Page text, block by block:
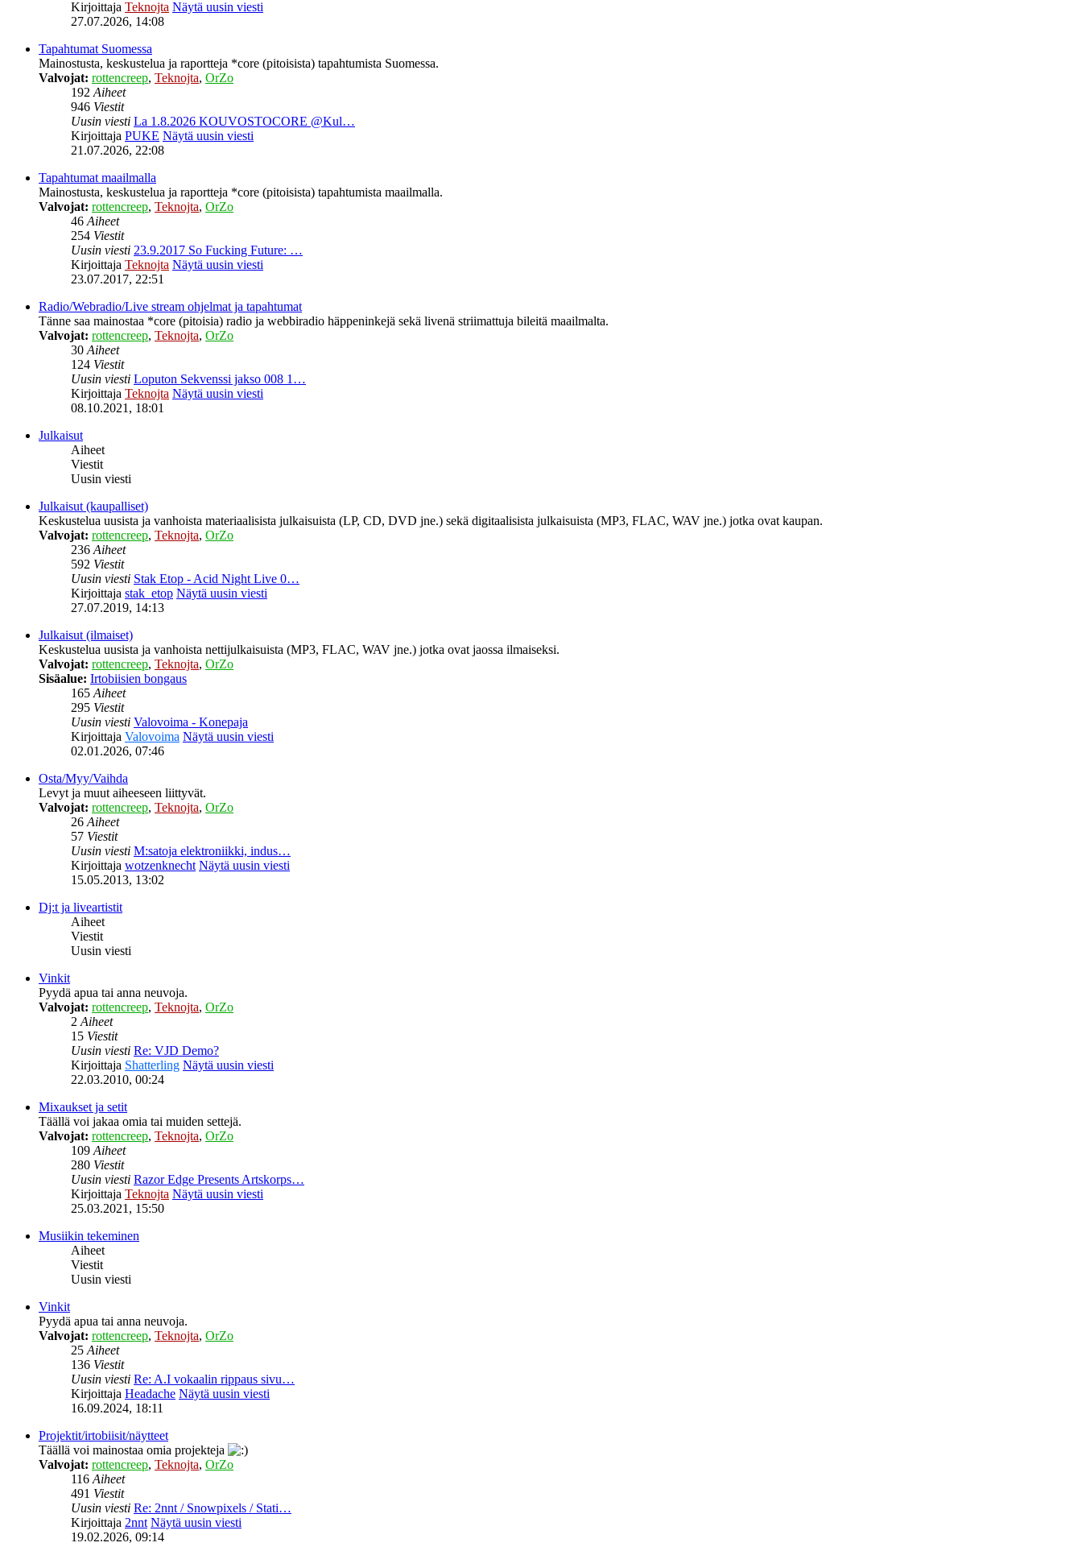
Kirjoittaja Teknojta Näytä uusin viesti
27.07.2026, 14:08
Tapahtumat Suomessa
Mainostusta, keskustelua ja raportteja *core (pitoisista) tapahtumista Suomessa.
Valvojat: rottencreep, Teknojta, OrZo
192Aiheet
946 Viestit
Uusin viesti La 1.8.2026 KOUVOSTOCORE @Kul…
Kirjoittaja PUKE Näytä uusin viesti
21.07.2026, 22:08
Tapahtumat maailmalla
Mainostusta, keskustelua ja raportteja *core (pitoisista) tapahtumista maailmalla.
Valvojat: rottencreep, Teknojta, OrZo
46Aiheet
254 Viestit
Uusin viesti 23.9.2017 So Fucking Future: …
Kirjoittaja Teknojta Näytä uusin viesti
23.07.2017, 22:51
Radio/Webradio/Live stream ohjelmat ja tapahtumat
Tänne saa mainostaa *core (pitoisia) radio ja webbiradio häppeninkejä sekä livenä striimattuja bileitä maailmalta.
Valvojat: rottencreep, Teknojta, OrZo
30Aiheet
124 Viestit
Uusin viesti Loputon Sekvenssi jakso 008 1…
Kirjoittaja Teknojta Näytä uusin viesti
08.10.2021, 18:01
Julkaisut
Aiheet
Viestit
Uusin viesti
Julkaisut (kaupalliset)
Keskustelua uusista ja vanhoista materiaalisista julkaisuista (LP, CD, DVD jne.) sekä digitaalisista julkaisuista (MP3, FLAC, WAV jne.) jotka ovat kaupan.
Valvojat: rottencreep, Teknojta, OrZo
236Aiheet
592 Viestit
Uusin viesti Stak Etop - Acid Night Live 0…
Kirjoittaja stak_etop Näytä uusin viesti
27.07.2019, 14:13
Julkaisut (ilmaiset)
Keskustelua uusista ja vanhoista nettijulkaisuista (MP3, FLAC, WAV jne.) jotka ovat jaossa ilmaiseksi.
Valvojat: rottencreep, Teknojta, OrZo
Sisäalue: Irtobiisien bongaus
165Aiheet
295 Viestit
Uusin viesti Valovoima - Konepaja
Kirjoittaja Valovoima Näytä uusin viesti
02.01.2026, 07:46
Osta/Myy/Vaihda
Levyt ja muut aiheeseen liittyvät.
Valvojat: rottencreep, Teknojta, OrZo
26Aiheet
57 Viestit
Uusin viesti M:satoja elektroniikki, indus…
Kirjoittaja wotzenknecht Näytä uusin viesti
15.05.2013, 13:02
Dj:t ja liveartistit
Aiheet
Viestit
Uusin viesti
Vinkit
Pyydä apua tai anna neuvoja.
Valvojat: rottencreep, Teknojta, OrZo
2Aiheet
15 Viestit
Uusin viesti Re: VJD Demo?
Kirjoittaja Shatterling Näytä uusin viesti
22.03.2010, 00:24
Mixaukset ja setit
Täällä voi jakaa omia tai muiden settejä.
Valvojat: rottencreep, Teknojta, OrZo
109Aiheet
280 Viestit
Uusin viesti Razor Edge Presents Artskorps…
Kirjoittaja Teknojta Näytä uusin viesti
25.03.2021, 15:50
Musiikin tekeminen
Aiheet
Viestit
Uusin viesti
Vinkit
Pyydä apua tai anna neuvoja.
Valvojat: rottencreep, Teknojta, OrZo
25Aiheet
136 Viestit
Uusin viesti Re: A.I vokaalin rippaus sivu…
Kirjoittaja Headache Näytä uusin viesti
16.09.2024, 18:11
Projektit/irtobiisit/näytteet
Täällä voi mainostaa omia projekteja
Valvojat: rottencreep, Teknojta, OrZo
116Aiheet
491 Viestit
Uusin viesti Re: 2nnt / Snowpixels / Stati…
Kirjoittaja 2nnt Näytä uusin viesti
19.02.2026, 09:14